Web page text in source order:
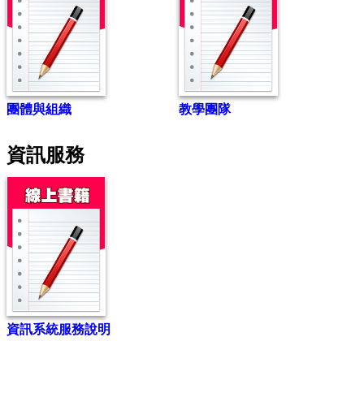
團體與組織 教學團隊
資訊服務
資訊系統服務說明